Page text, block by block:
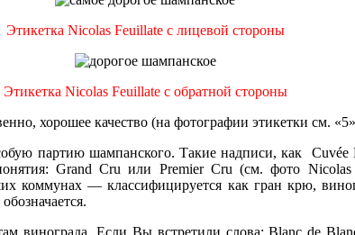
Этикетка Nicolas Feuillate с лицевой стороны
Этикетка Nicolas Feuillate с обратной стороны
хорошее качество (на фотографии этикетки см.
партию шампанского. Такие надписи, как
Grand Cru или Premier Cru (см. фото
— классифицируется как гран крю,
винограда. Если Вы встретили слова: Blanc de